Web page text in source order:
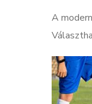
A